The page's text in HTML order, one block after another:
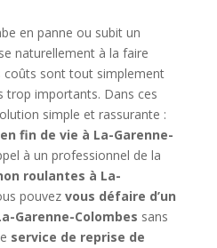
en panne ou subit un
naturellement à la faire
coûts sont tout simplement
trop importants. Dans ces
simple et rassurante :
fin de vie à La-Garenne-
à un professionnel de la
roulantes à La-
pouvez vous défaire d’un
Garenne-Colombes sans
service de reprise de